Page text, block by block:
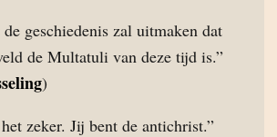
geschiedenis zal uitmaken dat
de Multatuli van deze tijd is.”
)
zeker. Jij bent de antichrist.”